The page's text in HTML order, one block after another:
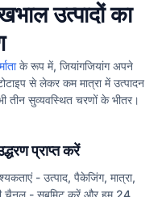
उत्पादों का
के रूप में, जियांगजियांग अपने
से लेकर कम मात्रा में उत्पादन
तीन सुव्यवस्थित चरणों के भीतर।
प्राप्त करें
- उत्पाद, पैकेजिंग, मात्रा,